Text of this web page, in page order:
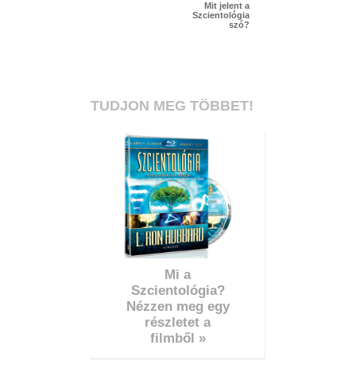
Mit jelent a
Szcientológia
szó?
TUDJON MEG TÖBBET!
Mi a
Szcientológia?
Nézzen meg egy
részletet a
filmből »